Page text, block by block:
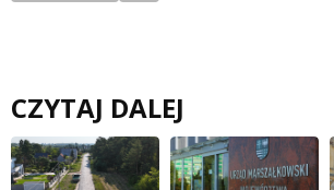
CZYTAJ DALEJ